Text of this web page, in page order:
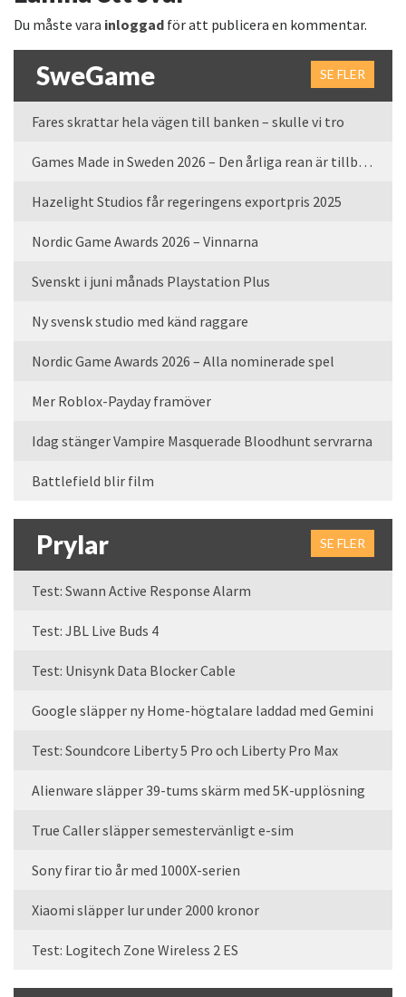
Du måste vara inloggad för att publicera en kommentar.
SweGame SE FLER
Fares skrattar hela vägen till banken – skulle vi tro
Games Made in Sweden 2026 – Den årliga rean är tillbaka
Hazelight Studios får regeringens exportpris 2025
Nordic Game Awards 2026 – Vinnarna
Svenskt i juni månads Playstation Plus
Ny svensk studio med känd raggare
Nordic Game Awards 2026 – Alla nominerade spel
Mer Roblox-Payday framöver
Idag stänger Vampire Masquerade Bloodhunt servrarna
Battlefield blir film
Prylar SE FLER
Test: Swann Active Response Alarm
Test: JBL Live Buds 4
Test: Unisynk Data Blocker Cable
Google släpper ny Home-högtalare laddad med Gemini
Test: Soundcore Liberty 5 Pro och Liberty Pro Max
Alienware släpper 39-tums skärm med 5K-upplösning
True Caller släpper semestervänligt e-sim
Sony firar tio år med 1000X-serien
Xiaomi släpper lur under 2000 kronor
Test: Logitech Zone Wireless 2 ES